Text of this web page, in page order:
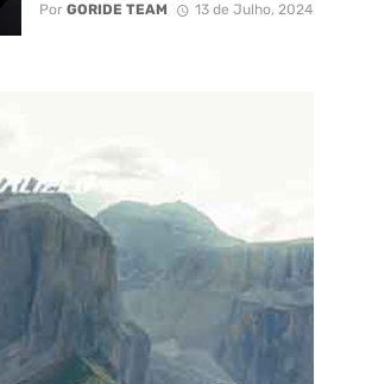
Por GORIDE TEAM 13 de Julho, 2024